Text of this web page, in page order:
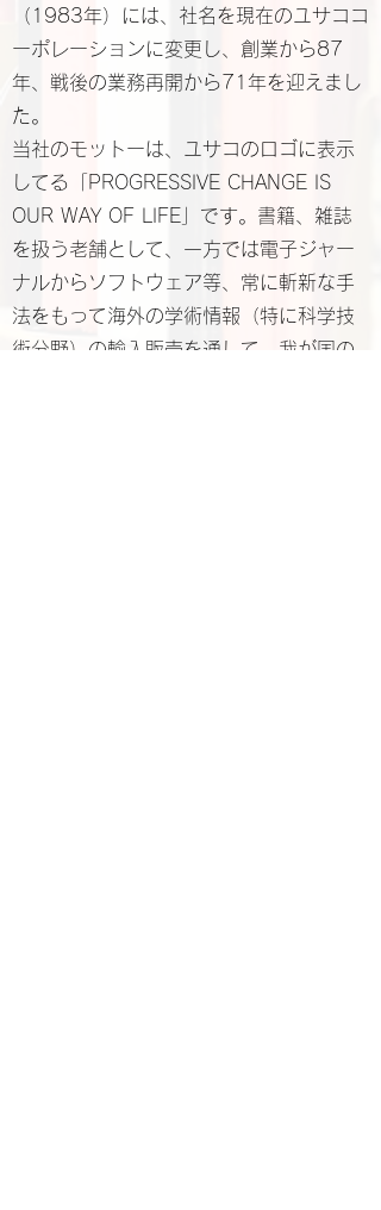
（1983年）には、社名を現在のユサココ
ーポレーションに変更し、創業から87
年、戦後の業務再開から71年を迎えまし
た。
当社のモットーは、ユサコのロゴに表示
してる「PROGRESSIVE CHANGE IS
OUR WAY OF LIFE」です。書籍、雑誌
を扱う老舗として、一方では電子ジャー
ナルからソフトウェア等、常に斬新な手
法をもって海外の学術情報（特に科学技
術分野）の輸入販売を通して、我が国の